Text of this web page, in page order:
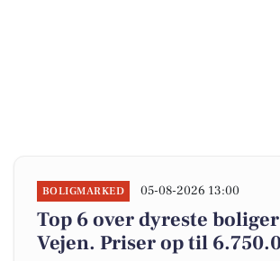
BOLIGMARKED 05-08-2026 13:00
Top 6 over dyreste
Vejen. Priser op til